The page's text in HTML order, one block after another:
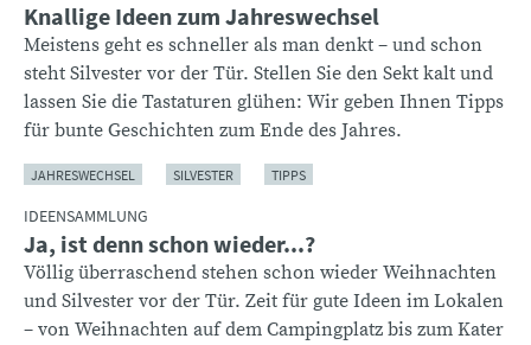
Knallige Ideen zum Jahreswechsel
Meistens geht es schneller als man denkt – und schon
steht Silvester vor der Tür. Stellen Sie den Sekt kalt und
lassen Sie die Tastaturen glühen: Wir geben Ihnen Tipps
für bunte Geschichten zum Ende des Jahres.
JAHRESWECHSEL SILVESTER TIPPS
IDEENSAMMLUNG
Ja, ist denn schon wieder...?
Völlig überraschend stehen schon wieder Weihnachten
und Silvester vor der Tür. Zeit für gute Ideen im Lokalen
– von Weihnachten auf dem Campingplatz bis zum Kater